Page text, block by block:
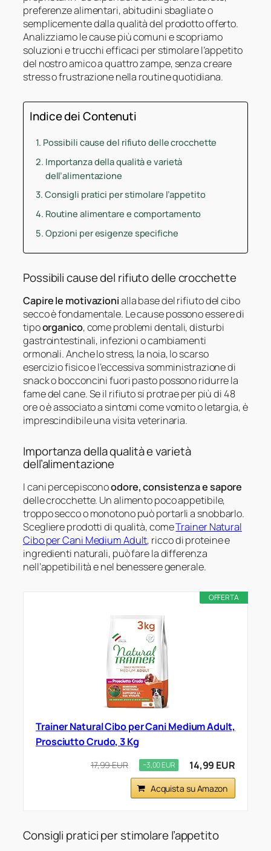
preferenze alimentari, abitudini sbagliate o
semplicemente dalla qualità del prodotto offerto.
Analizziamo le cause più comuni e scopriamo
soluzioni e trucchi efficaci per stimolare l’appetito
del nostro amico a quattro zampe, senza creare
stress o frustrazione nella routine quotidiana.
Indice dei Contenuti
Possibili cause del rifiuto delle crocchette
Importanza della qualità e varietà
dell’alimentazione
Consigli pratici per stimolare l’appetito
Routine alimentare e comportamento
Opzioni per esigenze specifiche
Possibili cause del rifiuto delle crocchette
Capire le motivazionialla base del rifiuto del cibo
secco è fondamentale. Le cause possono essere di
tipoorganico, come problemi dentali, disturbi
gastrointestinali, infezioni o cambiamenti
ormonali. Anche lo stress, la noia, lo scarso
esercizio fisico e l’eccessiva somministrazione di
snack o bocconcini fuori pasto possono ridurre la
fame del cane. Se il rifiuto si protrae per più di 48
ore o è associato a sintomi come vomito o letargia, è
imprescindibile una visita veterinaria.
Importanza della qualità e varietà
dell’alimentazione
I cani percepisconoodore, consistenza e sapore
delle crocchette. Un alimento poco appetibile,
troppo secco o monotono può portarli a snobbarlo.
Scegliere prodotti di qualità, comeTrainer Natural
Cibo per Cani Medium Adult, ricco di proteine e
ingredienti naturali, può fare la differenza
nell’appetibilità e nel benessere generale.
OFFERTA
Trainer Natural Cibo per Cani Medium Adult,
Prosciutto Crudo, 3 Kg
17,99 EUR −3,00 EUR 14,99 EUR
Acquista su Amazon
Consigli pratici per stimolare l’appetito